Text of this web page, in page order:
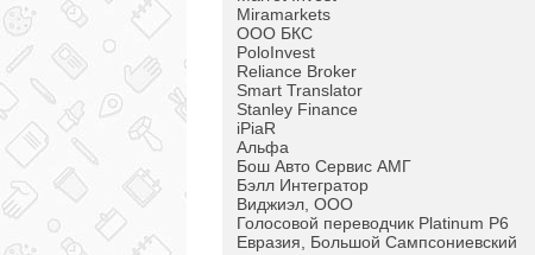
Miramarkets
OOO БКС
PoloInvest
Reliance Broker
Smart Translator
Stanley Finance
iPiaR
Альфа
Бош Авто Сервис АМГ
Бэлл Интегратор
Виджиэл, ООО
Голосовой переводчик Platinum P6
Евразия, Большой Сампсониевский